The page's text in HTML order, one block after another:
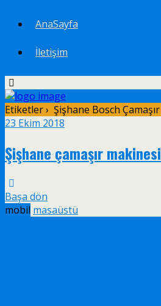
AnaSayfa
İletişim
Etiketler › Şişhane Bosch
23 Ekim 2018
Şişhane çamaşır
Başa dön
mobil masaüstü